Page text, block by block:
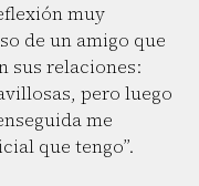
muy
de un amigo que
sus relaciones:
pero luego
me
que tengo”.